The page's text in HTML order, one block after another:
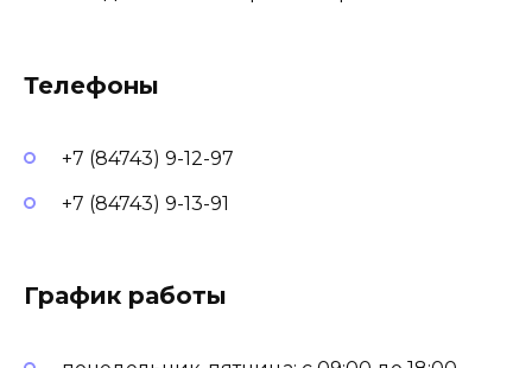
Телефоны
+7 (84743) 9-12-97
+7 (84743) 9-13-91
График работы